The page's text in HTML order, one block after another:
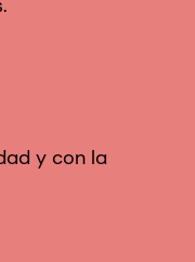
y con la